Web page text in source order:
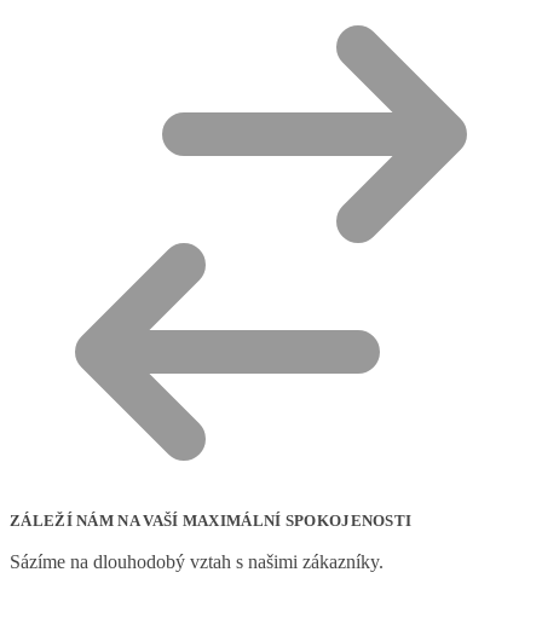
ZÁLEŽÍ NÁM NA VAŠÍ MAXIMÁLNÍ SPOKOJENOSTI
Sázíme na dlouhodobý vztah s našimi zákazníky.